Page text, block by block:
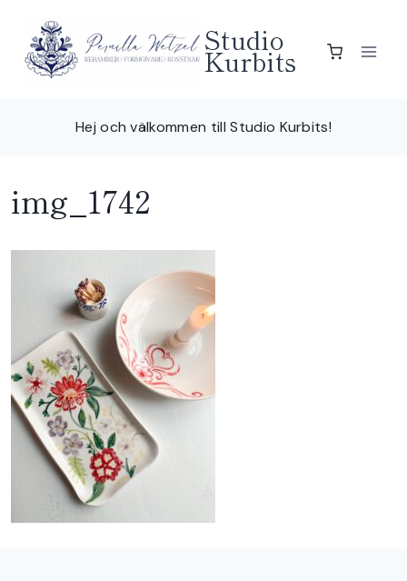
content
Studio
Kurbits
Hej och välkommen till Studio Kurbits!
img_1742